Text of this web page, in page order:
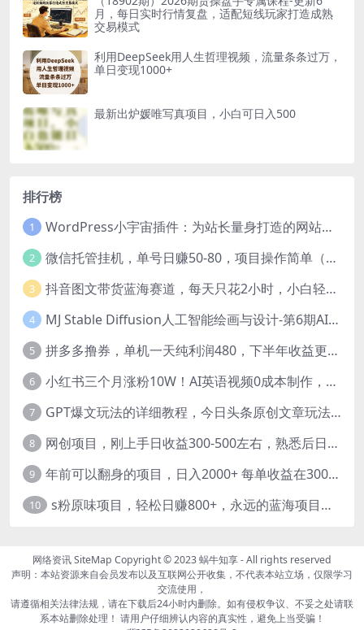
月，每日实时行情复盘，适配短线玩家打造成熟
交易模式
利用DeepSeek用人生哲理视频，流量条条过万，
单日变现1000+
最新出炉媛唯写真项目，小白可日入500
排行榜
1 WordPress小宇宙插件：为站长量身打造的网站性能与SEO优化插件
2 微信托管挂机，单号日赚50-80，项目操作简单（附无限注册实名微信号教程）
3 抖音图文带货蓝海赛道，每天只花2小时，小白轻松过万
4 MJ Stable Diffusion人工智能绘画与设计-第6期AIGC课程（35节）
5 拼多多撸券，单机一天纯利润480，下半年收益更高，不限设备，不限IP。
6 小红书三个月涨粉10W！AI英语视频0成本制作，每天轻松日入2000+
7 GPT爆文玩法的详细教程，今日头条原创文章玩法实操讲解，简单操作月入5000
8 网创项目，刚上手日收益300-500左右，熟悉后日收益1500-3000
9 年前可以翻身的项目，日入2000+ 每单收益在300-3000之间，利润空间非常的大
10 s粉原味项目，轻松日赚800+，永远的蓝海项目，无脑操作也能直接出单 人...
网络资讯SiteMap Copyright © 2023蜗牛知享- All rights reserved
声明：本站资源来自会员发布以及互联网公开收集，不代表本站立场，仅限学习
交流使用，
请遵循相关法律法规，请在下载后24小时内删除。如有侵权争议、不妥之处请联
系本站删除处理！ 请用户仔细辨认内容的真实性，避免上当受骗！